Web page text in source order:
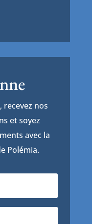
recevez nos
et soyez
avec la
Polémia.